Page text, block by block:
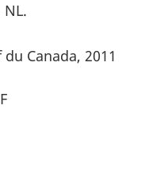
Canada, 2011